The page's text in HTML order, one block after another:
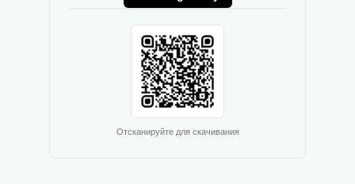
Отсканируйте для скачивания